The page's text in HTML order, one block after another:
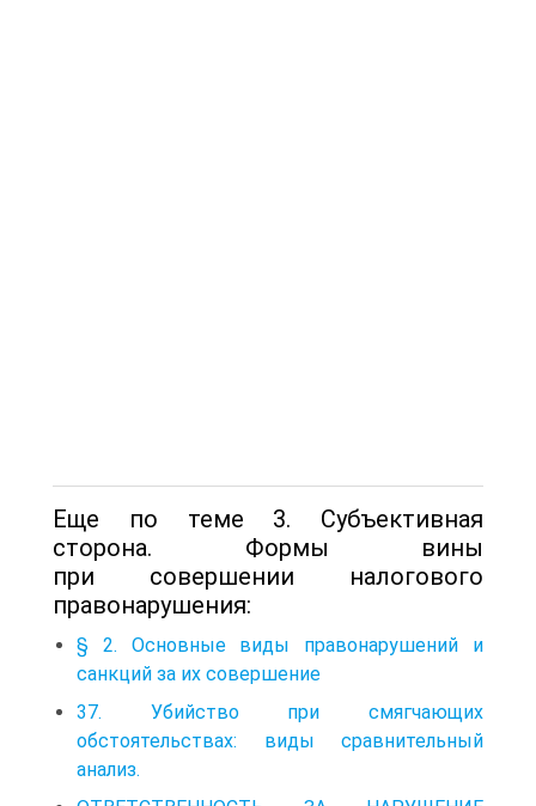
Еще по теме 3. Субъективная
сторона. Формы вины
при совершении налогового
правонарушения:
§ 2. Основные виды правонарушений и
санкций за их совершение
37. Убийство при смягчающих
обстоятельствах: виды сравнительный
анализ.